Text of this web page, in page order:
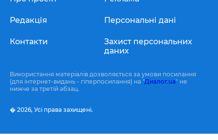
Редакція
Контакти
Персональні дані
Захист персональних
даних
Використання матеріалів дозволяється за умови посилання
(для інтернет-видань - гіперпосилання) на "Диалог.ua" не
нижче за третій абзац.
� 2026, Усі права захищені.